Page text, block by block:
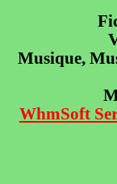
Musique,
WhmSoft